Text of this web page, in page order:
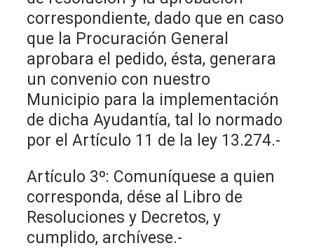
correspondiente, dado que en caso
que la Procuración General
aprobara el pedido, ésta, generara
un convenio con nuestro
Municipio para la implementación
de dicha Ayudantía, tal lo normado
por el Artículo 11 de la ley 13.274.-
Artículo 3º: Comuníquese a quien
corresponda, dése al Libro de
Resoluciones y Decretos, y
cumplido, archívese.-